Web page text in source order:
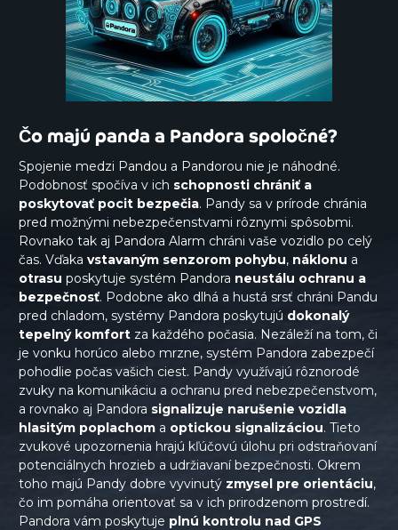
Čo majú panda a Pandora spoločné?
Spojenie medzi Pandou a Pandorou nie je náhodné.
Podobnosť spočíva v ich schopnosti chrániť a
poskytovať pocit bezpečia. Pandy sa v prírode chránia
pred možnými nebezpečenstvami rôznymi spôsobmi.
Rovnako tak aj Pandora Alarm chráni vaše vozidlo po celý
čas. Vďaka vstavaným senzorom pohybu, náklonu a
otrasu poskytuje systém Pandora neustálu ochranu a
bezpečnosť. Podobne ako dlhá a hustá srsť chráni Pandu
pred chladom, systémy Pandora poskytujú dokonalý
tepelný komfort za každého počasia. Nezáleží na tom, či
je vonku horúco alebo mrzne, systém Pandora zabezpečí
pohodlie počas vašich ciest. Pandy využívajú rôznorodé
zvuky na komunikáciu a ochranu pred nebezpečenstvom,
a rovnako aj Pandora signalizuje narušenie vozidla
hlasitým poplachom a optickou signalizáciou. Tieto
zvukové upozornenia hrajú kľúčovú úlohu pri odstraňovaní
potenciálnych hrozieb a udržiavaní bezpečnosti. Okrem
toho majú Pandy dobre vyvinutý zmysel pre orientáciu,
čo im pomáha orientovať sa v ich prirodzenom prostredí.
Pandora vám poskytuje plnú kontrolu nad GPS